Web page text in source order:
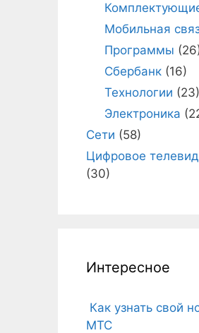
Мобильная
Программы
Сбербанк(16)
Технологии (23)
Электроника
Сети (58)
Цифровое
(30)
Интересное
Как узнать свой
МТС